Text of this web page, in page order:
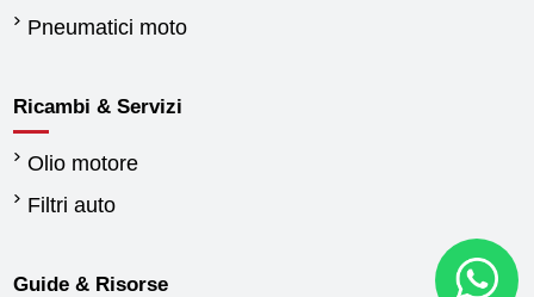
Pneumatici moto
Ricambi & Servizi
Olio motore
Filtri auto
Guide & Risorse